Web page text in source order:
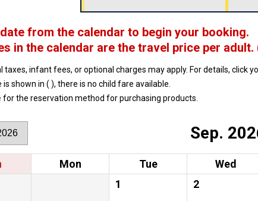
from the calendar to begin your booking.
in the calendar are the travel price per adult.
taxes, infant fees, or optional charges may apply. For details, click
is shown in ( ), there is no child fare available.
for the reservation method for purchasing products.
Sep.
Mon Tue Wed
1
2